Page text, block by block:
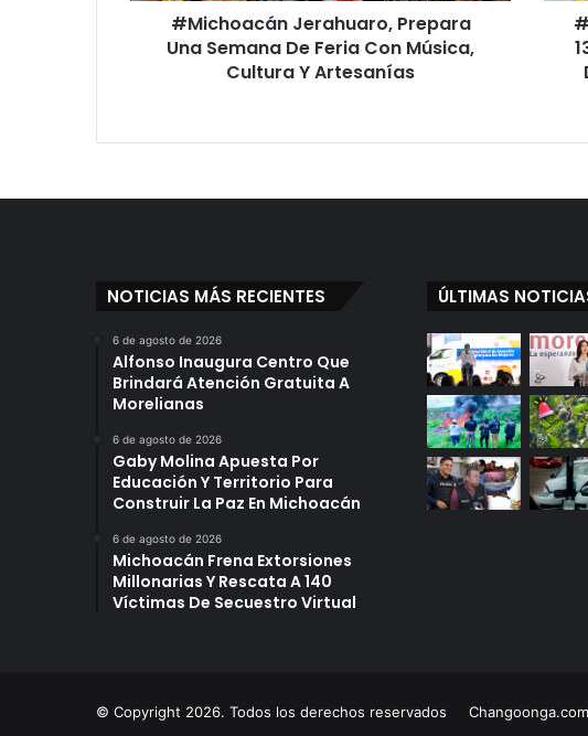
Cultura#Michoacán Jerahuaro, Prepara
Una Semana De Feria Con Música,
Cultura Y Artesanías
NOTICIAS MÁS RECIENTES
6 de agosto de 2026
Alfonso Inaugura Centro Que
Brindará Atención Gratuita A
Morelianas
6 de agosto de 2026
Gaby Molina Apuesta Por
Educación Y Territorio Para
Construir La Paz En Michoacán
6 de agosto de 2026
Michoacán Frena Extorsiones
Millonarias Y Rescata A 140
Víctimas De Secuestro Virtual
ÚLTIMAS
© Copyright 2026. Todos los derechos reservados Changoonga.com